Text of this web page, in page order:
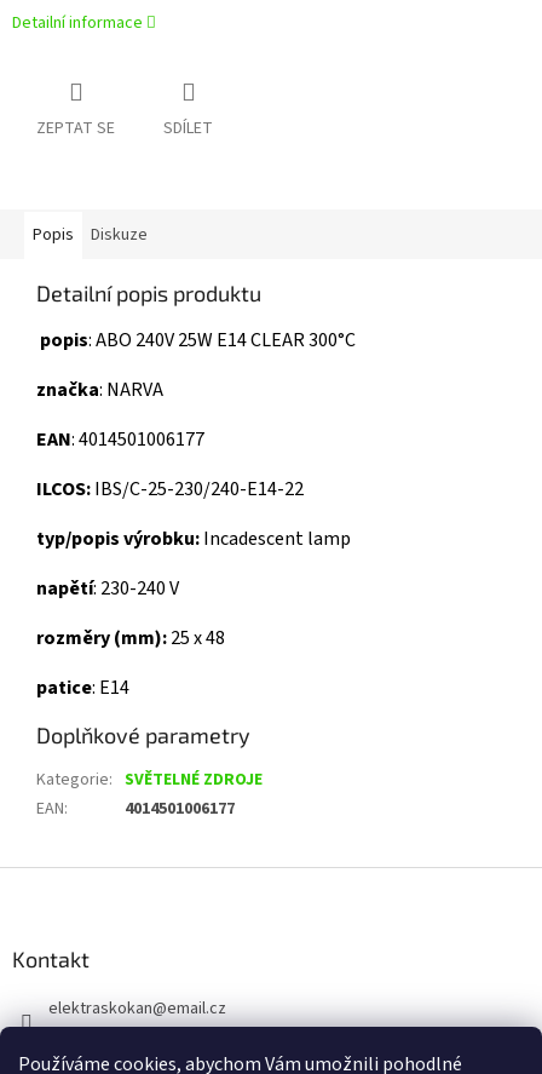
Používáme cookies, abychom Vám umožnili pohodlné
Detailní informace
ZEPTAT SE SDÍLET
Popis Diskuze
Detailní popis produktu
popis: ABO 240V 25W E14 CLEAR 300°C
značka: NARVA
EAN: 4014501006177
ILCOS:IBS/C-25-230/240-E14-22
typ/popis výrobku:Incadescent lamp
napětí: 230-240 V
rozměry (mm):25 x 48
patice: E14
Doplňkové parametry
Kategorie: SVĚTELNÉ ZDROJE
EAN: 4014501006177
Kontakt
elektraskokan@email.cz